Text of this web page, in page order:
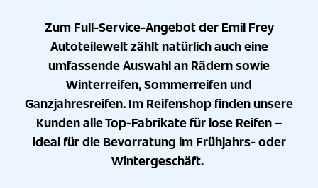
Zum Full-Service-Angebot der Emil Frey
Autoteilewelt zählt natürlich auch eine
umfassende Auswahl an Rädern sowie
Winterreifen, Sommerreifen und
Ganzjahresreifen. Im Reifenshop finden unsere
Kunden alle Top-Fabrikate für lose Reifen –
ideal für die Bevorratung im Frühjahrs- oder
Wintergeschäft.